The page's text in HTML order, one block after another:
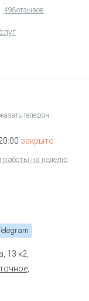
498отзывов
телефон
закрыто
работы на неделю
13 к2